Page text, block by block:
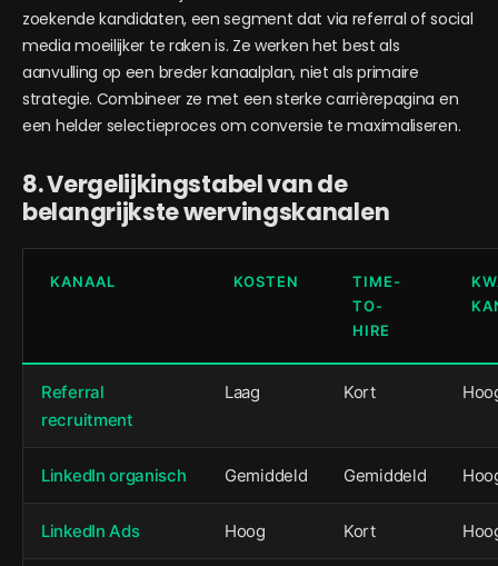
zoekende kandidaten, een segment dat via referral of social
media moeilijker te raken is. Ze werken het best als
aanvulling op een breder kanaalplan, niet als primaire
strategie. Combineer ze met een sterke carrièrepagina en
een helder selectieproces om conversie te maximaliseren.
8. Vergelijkingstabel van de
belangrijkste wervingskanalen
KANAAL KOSTEN
TIME-
TO-
HIRE
Referral
recruitment
Laag Kort
LinkedIn organisch Gemiddeld Gemiddeld
LinkedIn Ads Hoog Kort